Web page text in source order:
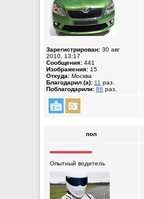
Зарегистрирован: 30 авг
2010, 13:17
Сообщения: 441
Изображения: 15
Откуда: Москва
Благодарил (а): 11 раз.
Поблагодарили: 86 раз.
пол
Опытный водитель